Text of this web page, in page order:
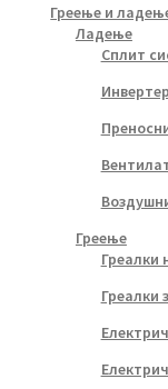
Греење и
Ладење
Сплит
Греење
Греалки
Греалки